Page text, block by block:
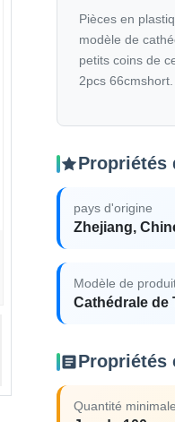
Pièces en
modèle de
petits coins de
2pcs 66cmshort.
Propriétés
pays d'origine
Zhejiang,
Modèle de
Cathédrale de
Propriétés
Quantité